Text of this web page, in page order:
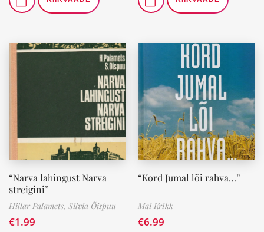
“Narva lahingust Narva
streigini”
Hillar Palamets, Silvia Õispuu
€1.99
“Kord Jumal lõi rahva…”
Mai Krikk
€6.99